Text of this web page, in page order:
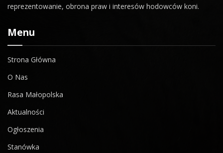
reprezentowanie, obrona praw i interesów hodowców koni.
Menu
Strona Główna
O Nas
Rasa Małopolska
Aktualności
Ogłoszenia
Stanówka